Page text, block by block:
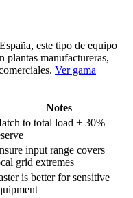
este tipo de equipo
plantas manufactureras,
Ver gama
Notes
to total load + 30%
input range covers
grid extremes
is better for sensitive